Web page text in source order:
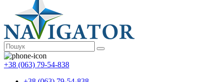
+38 (063) 79-54-838